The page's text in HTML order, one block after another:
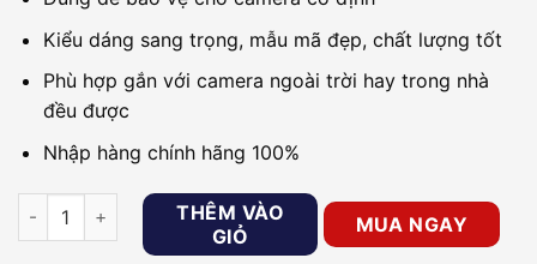
Kiểu dáng sang trọng, mẫu mã đẹp, chất lượng tốt
Phù hợp gắn với camera ngoài trời hay trong nhà
đều được
Nhập hàng chính hãng 100%
Vỏ che camera Wisenet SHB-4300H1 số lượng
THÊM VÀO
GIỎ
MUA NGAY